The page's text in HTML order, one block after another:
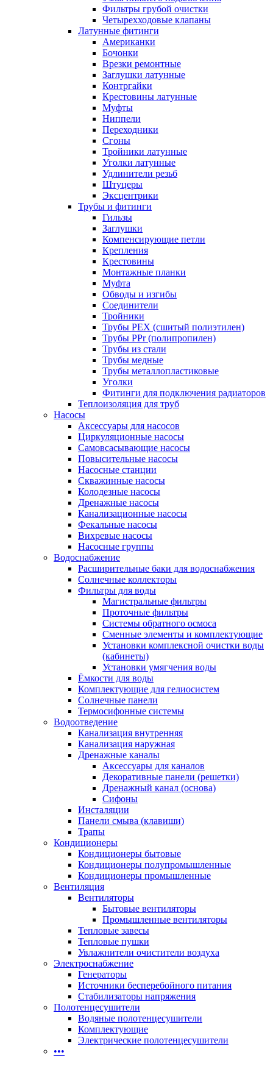
Фильтры грубой очистки
Четырехходовые клапаны
Латунные фитинги
Американки
Бочонки
Врезки ремонтные
Заглушки латунные
Контргайки
Крестовины латунные
Муфты
Ниппели
Переходники
Сгоны
Тройники латунные
Уголки латунные
Удлинители резьб
Штуцеры
Эксцентрики
Трубы и фитинги
Гильзы
Заглушки
Компенсирующие петли
Крепления
Крестовины
Монтажные планки
Муфта
Обводы и изгибы
Соединители
Тройники
Трубы PEX (сшитый полиэтилен)
Трубы PPr (полипропилен)
Трубы из стали
Трубы медные
Трубы металлопластиковые
Уголки
Фитинги для подключения радиаторов
Теплоизоляция для труб
Насосы
Аксессуары для насосов
Циркуляционные насосы
Самовсасывающие насосы
Повысительные насосы
Насосные станции
Скважинные насосы
Колодезные насосы
Дренажные насосы
Канализационные насосы
Фекальные насосы
Вихревые насосы
Насосные группы
Водоснабжение
Расширительные баки для водоснабжения
Солнечные коллекторы
Фильтры для воды
Магистральные фильтры
Проточные фильтры
Системы обратного осмоса
Сменные элементы и комплектующие
Установки комплексной очистки воды
(кабинеты)
Установки умягчения воды
Ёмкости для воды
Комплектующие для гелиосистем
Солнечные панели
Термосифонные системы
Водоотведение
Канализация внутренняя
Канализация наружная
Дренажные каналы
Аксессуары для каналов
Декоративные панели (решетки)
Дренажный канал (основа)
Сифоны
Инсталяции
Панели смыва (клавиши)
Трапы
Кондиционеры
Кондиционеры бытовые
Кондиционеры полупромышленные
Кондиционеры промышленные
Вентиляция
Вентиляторы
Бытовые вентиляторы
Промышленные вентиляторы
Тепловые завесы
Тепловые пушки
Увлажнители очистители воздуха
Электроснабжение
Генераторы
Источники бесперебойного питания
Стабилизаторы напряжения
Полотенцесушители
Водяные полотенцесушители
Комплектующие
Электрические полотенцесушители
•••